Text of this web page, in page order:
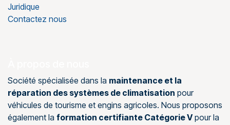
Juridique
Contactez nous
Société spécialisée dans la maintenance et la
réparation des systèmes de climatisation pour
véhicules de tourisme et engins agricoles. Nous proposons
également la formation certifiante Catégorie Vpour la